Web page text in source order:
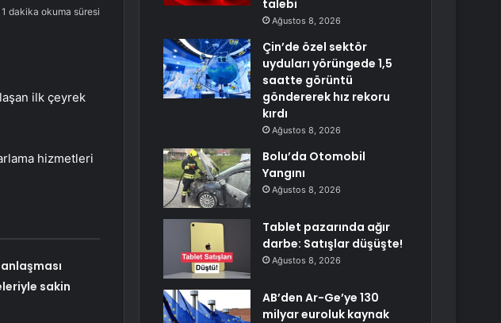
1 dakika okuma süresi
ilk çeyrek
hizmetleri
sakin
talebi
Ağustos 8, 2026
Çin’de özel sektör
uyduları yörüngede 1,5
saatte görüntü
göndererek hız rekoru
kırdı
Ağustos 8, 2026
Bolu’da Otomobil
Yangını
Ağustos 8, 2026
Tablet pazarında ağır
darbe: Satışlar düşüşte!
Ağustos 8, 2026
AB’den Ar-Ge’ye 130
milyar euroluk kaynak